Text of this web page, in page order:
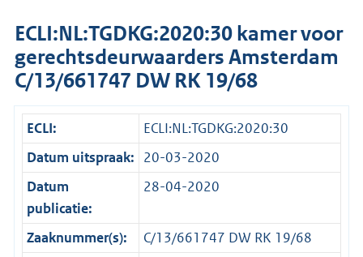
ECLI:NL:TGDKG:2020:30 kamer voor
gerechtsdeurwaarders Amsterdam
C/13/661747 DW RK 19/68
ECLI:
ECLI:NL:TGDKG:2020:30
Datum uitspraak: 20-03-2020
Datum
publicatie:
28-04-2020
Zaaknummer(s):
C/13/661747 DW RK 19/68